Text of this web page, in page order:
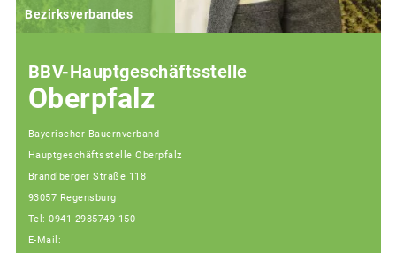
Bezirksverbandes
BBV-Hauptgeschäftsstelle
Oberpfalz
Bayerischer Bauernverband
Hauptgeschäftsstelle Oberpfalz
Brandlberger Straße 118
93057 Regensburg
Tel: 0941 2985749 150
E-Mail: